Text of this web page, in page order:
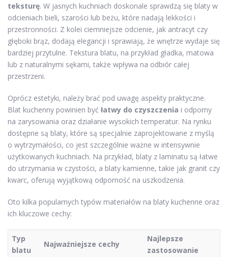
teksturę. W jasnych kuchniach doskonale sprawdzą się blaty w
odcieniach bieli, szarości lub beżu, które nadają lekkości i
przestronności. Z kolei ciemniejsze odcienie, jak antracyt czy
głęboki brąz, dodają elegancji i sprawiają, że wnętrze wydaje się
bardziej przytulne. Tekstura blatu, na przykład gładka, matowa
lub z naturalnymi sękami, także wpływa na odbiór całej
przestrzeni.
Oprócz estetyki, należy brać pod uwagę aspekty praktyczne.
Blat kuchenny powinien być łatwy do czyszczenia i odporny
na zarysowania oraz działanie wysokich temperatur. Na rynku
dostępne są blaty, które są specjalnie zaprojektowane z myślą
o wytrzymałości, co jest szczególnie ważne w intensywnie
użytkowanych kuchniach. Na przykład, blaty z laminatu są łatwe
do utrzymania w czystości, a blaty kamienne, takie jak granit czy
kwarc, oferują wyjątkową odporność na uszkodzenia.
Oto kilka popularnych typów materiałów na blaty kuchenne oraz
ich kluczowe cechy:
Typ
blatu
Najważniejsze cechy
Najlepsze
zastosowanie